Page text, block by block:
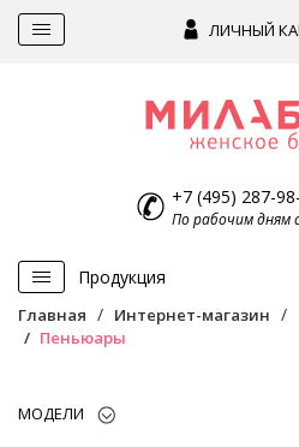
ЛИЧНЫЙ
+7 (495) 287-
По рабочим дням
Продукция
Главная Интернет-магазин
Пеньюары
МОДЕЛИ